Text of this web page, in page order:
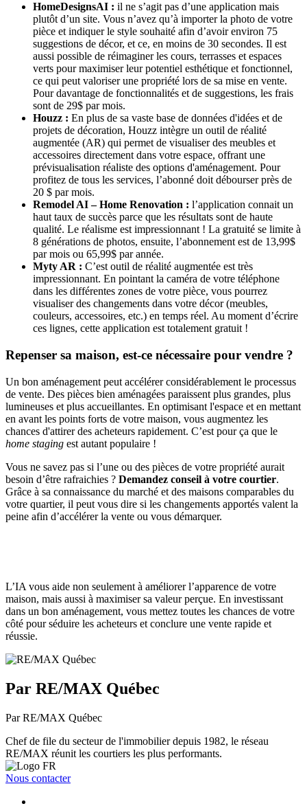
HomeDesignsAI : il ne s’agit pas d’une application mais
plutôt d’un site. Vous n’avez qu’à importer la photo de votre
pièce et indiquer le style souhaité afin d’avoir environ 75
suggestions de décor, et ce, en moins de 30 secondes. Il est
aussi possible de réimaginer les cours, terrasses et espaces
verts pour maximiser leur potentiel esthétique et fonctionnel,
ce qui peut valoriser une propriété lors de sa mise en vente.
Pour davantage de fonctionnalités et de suggestions, les frais
sont de 29$ par mois.
Houzz : En plus de sa vaste base de données d'idées et de
projets de décoration, Houzz intègre un outil de réalité
augmentée (AR) qui permet de visualiser des meubles et
accessoires directement dans votre espace, offrant une
prévisualisation réaliste des options d'aménagement. Pour
profitez de tous les services, l’abonné doit débourser près de
20 $ par mois.
Remodel AI – Home Renovation : l’application connait un
haut taux de succès parce que les résultats sont de haute
qualité. Le réalisme est impressionnant ! La gratuité se limite à
8 générations de photos, ensuite, l’abonnement est de 13,99$
par mois ou 65,99$ par année.
Myty AR : C’est outil de réalité augmentée est très
impressionnant. En pointant la caméra de votre téléphone
dans les différentes zones de votre pièce, vous pourrez
visualiser des changements dans votre décor (meubles,
couleurs, accessoires, etc.) en temps réel. Au moment d’écrire
ces lignes, cette application est totalement gratuit !
Repenser sa maison, est-ce nécessaire pour vendre ?
Un bon aménagement peut accélérer considérablement le processus
de vente. Des pièces bien aménagées paraissent plus grandes, plus
lumineuses et plus accueillantes. En optimisant l'espace et en mettant
en avant les points forts de votre maison, vous augmentez les
chances d'attirer des acheteurs rapidement. C’est pour ça que le
home staging est autant populaire !
Vous ne savez pas si l’une ou des pièces de votre propriété aurait
besoin d’être rafraichies ? Demandez conseil à votre courtier.
Grâce à sa connaissance du marché et des maisons comparables du
votre quartier, il peut vous dire si les changements apportés valent la
peine afin d’accélérer la vente ou vous démarquer.
L’IA vous aide non seulement à améliorer l’apparence de votre
maison, mais aussi à maximiser sa valeur perçue. En investissant
dans un bon aménagement, vous mettez toutes les chances de votre
côté pour séduire les acheteurs et conclure une vente rapide et
réussie.
Par RE/MAX Québec
Par RE/MAX Québec
Chef de file du secteur de l'immobilier depuis 1982, le réseau
RE/MAX réunit les courtiers les plus performants.
Nous contacter